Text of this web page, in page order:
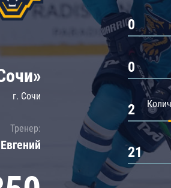
Локомотив
ЦСКА
Шанхайские Драконы
г. Сочи
Тренер:
0
0
2
21